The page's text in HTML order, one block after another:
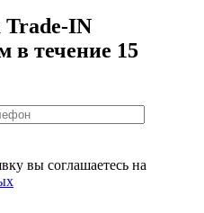
Trade-IN
течение 15
вы соглашаетесь на